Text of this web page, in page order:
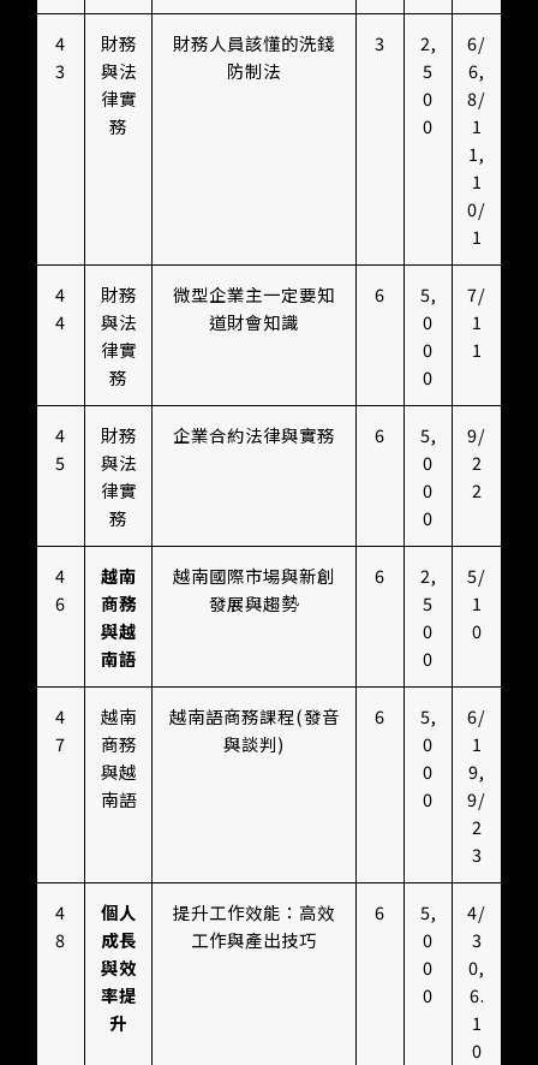
4
3
財務
與法
律實
務
財務人員該懂的洗錢
防制法
3
2,
5
0
0
6/
6,
8/
1
1,
1
0/
1
4
4
財務
與法
律實
務
微型企業主一定要知
道財會知識
6
5,
0
0
0
7/
1
1
4
5
財務
與法
律實
務
企業合約法律與實務 6
5,
0
0
0
9/
2
2
4
6
越南
商務
與越
南語
越南國際市場與新創
發展與趨勢
6
2,
5
0
0
5/
1
0
4
7
越南
商務
與越
南語
越南語商務課程(發音
與談判)
6
5,
0
0
0
6/
1
9,
9/
2
3
4
8
個人
成長
與效
率提
升
提升工作效能：高效
工作與產出技巧
6
5,
0
0
0
4/
3
0,
6.
1
0